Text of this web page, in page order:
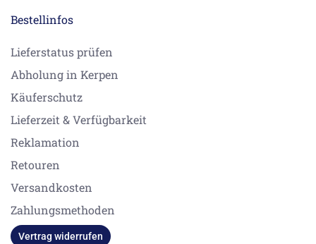
Bestellinfos
Lieferstatus prüfen
Abholung in Kerpen
Käuferschutz
Lieferzeit & Verfügbarkeit
Reklamation
Retouren
Versandkosten
Zahlungsmethoden
Vertrag widerrufen